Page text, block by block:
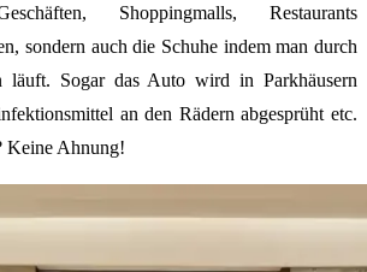
Shoppingmalls, Restaurants
sondern auch die Schuhe indem man durch
läuft. Sogar das Auto wird in Parkhäusern
an den Rädern abgesprüht etc.
Keine Ahnung!